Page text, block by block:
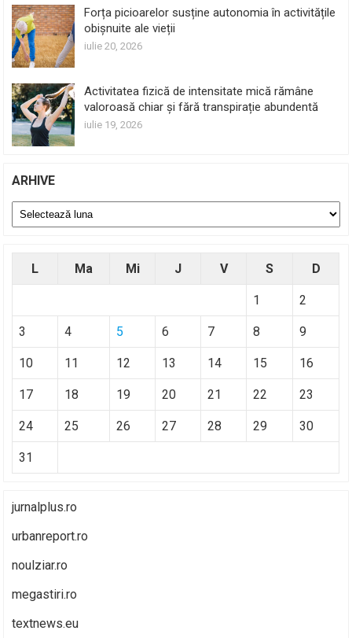
Forța picioarelor susține autonomia în activitățile
obișnuite ale vieții
iulie 20, 2026
Activitatea fizică de intensitate mică rămâne
valoroasă chiar și fără transpirație abundentă
iulie 19, 2026
ARHIVE
Arhive
L Ma Mi J V S D
1 2
3 4 5 6 7 8 9
10 11 12 13 14 15 16
17 18 19 20 21 22 23
24 25 26 27 28 29 30
31
jurnalplus.ro
urbanreport.ro
noulziar.ro
megastiri.ro
textnews.eu